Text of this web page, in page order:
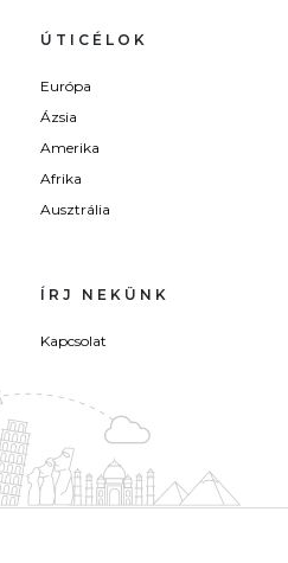
ÚTICÉLOK
Európa
Ázsia
Amerika
Afrika
Ausztrália
ÍRJ NEKÜNK
Kapcsolat